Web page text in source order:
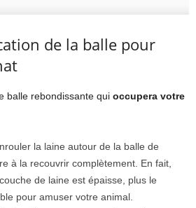
de la balle pour
balle rebondissante qui occupera votre
la laine autour de la balle de
à la recouvrir complètement. En fait,
de laine est épaisse, plus le
pour amuser votre animal.